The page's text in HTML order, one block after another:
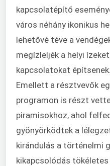
kapcsolatépítő
város néhány ikonikus
lehetővé téve a
megízleljék a helyi
kapcsolatokat építsenek.
Emellett a résztvevők
programon is részt
piramisokhoz, ahol
gyönyörködtek a
kirándulás a történelmi
kikapcsolódás